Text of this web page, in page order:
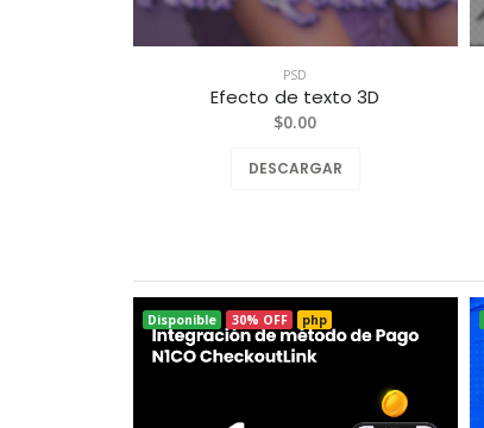
PSD
Efecto de texto 3D
$0.00
DESCARGAR
Disponible 30% OFF php